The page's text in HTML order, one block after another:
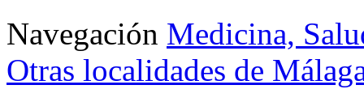
Navegación Medicina,
Otras localidades de